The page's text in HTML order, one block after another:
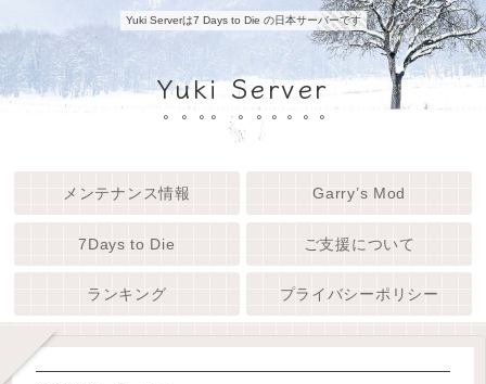
Yuki Serverは7 Days to Die の日本サーバーです
Yuki Server
メンテナンス情報 Garry’s Mod
7Days to Die ご支援について
ランキング プライバシーポリシー